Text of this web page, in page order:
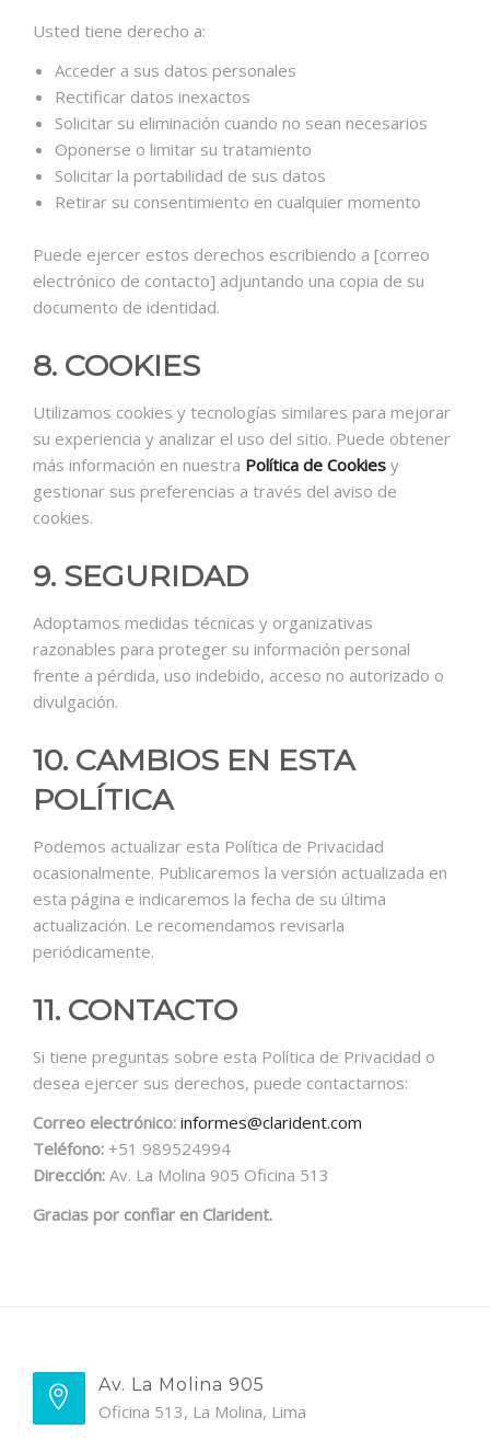
Usted tiene derecho a:
Acceder a sus datos personales
Rectificar datos inexactos
Solicitar su eliminación cuando no sean necesarios
Oponerse o limitar su tratamiento
Solicitar la portabilidad de sus datos
Retirar su consentimiento en cualquier momento
Puede ejercer estos derechos escribiendo a [correo
electrónico de contacto] adjuntando una copia de su
documento de identidad.
8. COOKIES
Utilizamos cookies y tecnologías similares para mejorar
su experiencia y analizar el uso del sitio. Puede obtener
más información en nuestra Política de Cookies y
gestionar sus preferencias a través del aviso de
cookies.
9. SEGURIDAD
Adoptamos medidas técnicas y organizativas
razonables para proteger su información personal
frente a pérdida, uso indebido, acceso no autorizado o
divulgación.
10. CAMBIOS EN ESTA
POLÍTICA
Podemos actualizar esta Política de Privacidad
ocasionalmente. Publicaremos la versión actualizada en
esta página e indicaremos la fecha de su última
actualización. Le recomendamos revisarla
periódicamente.
11. CONTACTO
Si tiene preguntas sobre esta Política de Privacidad o
desea ejercer sus derechos, puede contactarnos:
Correo electrónico: informes@clarident.com
Teléfono: +51 989524994
Dirección: Av. La Molina 905 Oficina 513
Gracias por confiar en Clarident.
Av. La Molina 905
Oficina 513, La Molina, Lima